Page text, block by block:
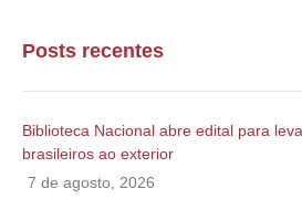
Posts recentes
Biblioteca Nacional abre edital para
brasileiros ao exterior
7 de agosto, 2026